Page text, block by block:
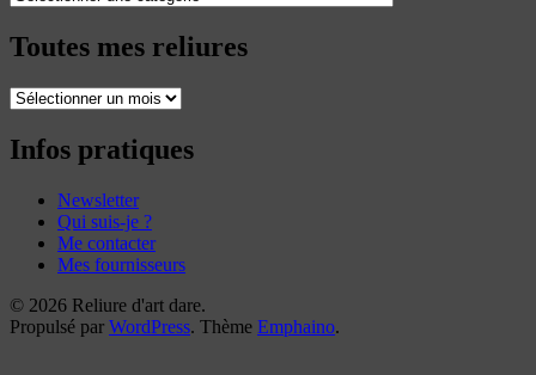
Toutes mes reliures
Toutes
reliures
Infos pratiques
Newsletter
Qui suis-je ?
Me contacter
Mes fournisseurs
© 2026 Reliure d'art dare.
Propulsé par WordPress. Thème Emphaino.